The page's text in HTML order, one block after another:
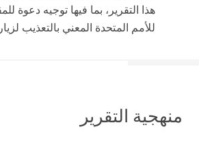
هذا التقرير، بما فيها توجيه دعوة
للأمم المتحدة المعني بالتعذيب
منهجية التقرير